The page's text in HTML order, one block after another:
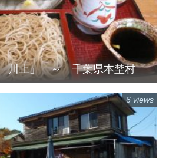
川上」 ～ 千葉県本埜村
6 views